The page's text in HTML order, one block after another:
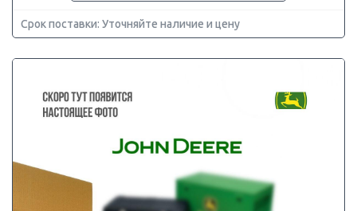
Срок поставки: Уточняйте наличие и цену